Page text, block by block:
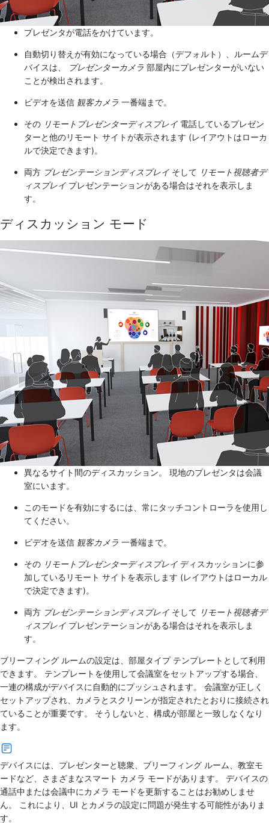
プレゼンタが電話をかけています。
自動切り替えが有効になっている場合（デフォルト）、ルームデ
バイスは、
プレゼンターカメラ 部屋内にプレゼンターがいない
ことが検出されます。
ビデオを送信 観客カメラ 一番端まで。
その リモートプレゼンターディスプレイ 電話しているプレゼン
ターと他のリモート サイトが表示されます (レイアウトはローカ
ルで決定できます)。
両方 プレゼンテーションディスプレイ そして リモート視聴者デ
ィスプレイ プレゼンテーションがある場合はそれを表示しま
す。
ディスカッション モード
異なるサイト間のディスカッション。 現地のプレゼンタは会議
室にいます。
このモードを有効にするには、常にタッチコントローラを使用し
てください。
ビデオを送信 観客カメラ 一番端まで。
その リモートプレゼンターディスプレイ ディスカッションに参
加しているリモート サイトを表示します (レイアウトはローカル
で決定できます)。
両方 プレゼンテーションディスプレイ そして リモート視聴者デ
ィスプレイ プレゼンテーションがある場合はそれを表示しま
す。
ブリーフィング ルームの設定は、部屋タイプ テンプレートとして利用
できます。 テンプレートを使用して会議室をセットアップする場合、
一連の構成がデバイスに自動的にプッシュされます。 会議室が正しく
セットアップされ、カメラとスクリーンが指定されたとおりに接続され
ていることが重要です。 そうしないと、構成が部屋と一致しなくなり
ます。
デバイスには、プレゼンターと聴衆、ブリーフィング ルーム、教室モ
ードなど、さまざまなスマート カメラ モードがあります。 デバイスの
通話中または会議中にカメラ モードを更新することはお勧めしませ
ん。 これにより、UI とカメラの設定に問題が発生する可能性がありま
す。